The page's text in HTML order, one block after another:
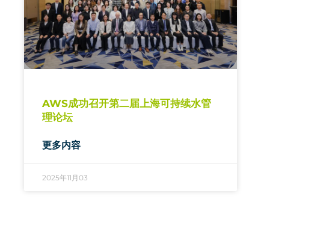
AWS成功召开第二届上海可持续水管
理论坛
更多内容
2025年11月03